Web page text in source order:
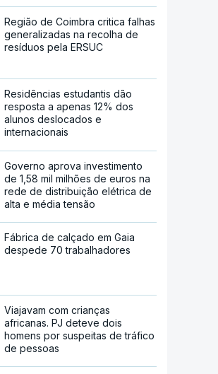
Região de Coimbra critica falhas
generalizadas na recolha de
resíduos pela ERSUC
Residências estudantis dão
resposta a apenas 12% dos
alunos deslocados e
internacionais
Governo aprova investimento
de 1,58 mil milhões de euros na
rede de distribuição elétrica de
alta e média tensão
Fábrica de calçado em Gaia
despede 70 trabalhadores
Viajavam com crianças
africanas. PJ deteve dois
homens por suspeitas de tráfico
de pessoas